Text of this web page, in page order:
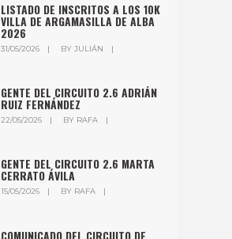
LISTADO DE INSCRITOS A LOS 10K
VILLA DE ARGAMASILLA DE ALBA
2026
31/05/2026 BY JULIÁN
GENTE DEL CIRCUITO 2.6 ADRIÁN
RUIZ FERNÁNDEZ
22/05/2026 BY RAFA
GENTE DEL CIRCUITO 2.6 MARTA
CERRATO ÁVILA
15/05/2026 BY RAFA
COMUNICADO DEL CIRCUITO DE